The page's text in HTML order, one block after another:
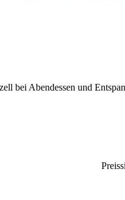
bei Abendessen und